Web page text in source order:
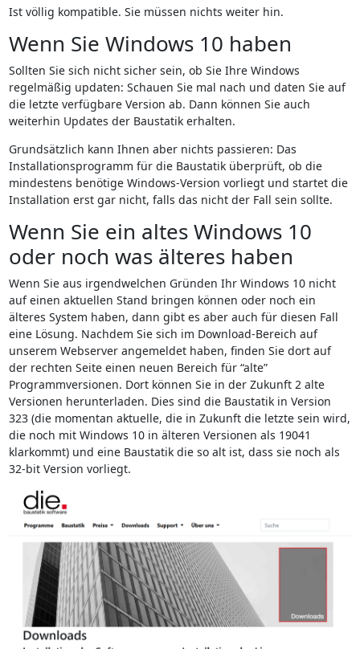
Ist völlig kompatible. Sie müssen nichts weiter hin.
Wenn Sie Windows 10 haben
Sollten Sie sich nicht sicher sein, ob Sie Ihre Windows
regelmäßig updaten: Schauen Sie mal nach und daten Sie auf
die letzte verfügbare Version ab. Dann können Sie auch
weiterhin Updates der Baustatik erhalten.
Grundsätzlich kann Ihnen aber nichts passieren: Das
Installationsprogramm für die Baustatik überprüft, ob die
mindestens benötige Windows-Version vorliegt und startet die
Installation erst gar nicht, falls das nicht der Fall sein sollte.
Wenn Sie ein altes Windows 10
oder noch was älteres haben
Wenn Sie aus irgendwelchen Gründen Ihr Windows 10 nicht
auf einen aktuellen Stand bringen können oder noch ein
älteres System haben, dann gibt es aber auch für diesen Fall
eine Lösung. Nachdem Sie sich im Download-Bereich auf
unserem Webserver angemeldet haben, finden Sie dort auf
der rechten Seite einen neuen Bereich für “alte”
Programmversionen. Dort können Sie in der Zukunft 2 alte
Versionen herunterladen. Dies sind die Baustatik in Version
323 (die momentan aktuelle, die in Zukunft die letzte sein wird,
die noch mit Windows 10 in älteren Versionen als 19041
klarkommt) und eine Baustatik die so alt ist, dass sie noch als
32-bit Version vorliegt.